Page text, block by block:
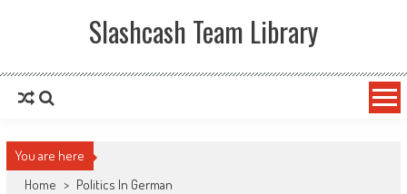
Slashcash Team Library
You are here
Home > Politics In German